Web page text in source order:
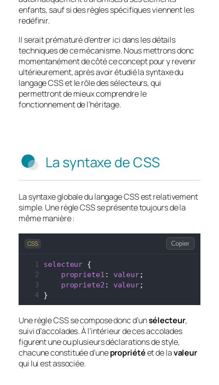
enfants, sauf si des règles spécifiques viennent les
redéfinir.
Il serait prématuré d’entrer ici dans les détails
techniques de ce mécanisme. Nous mettrons donc
momentanément de côté ce concept pour y revenir
ultérieurement, après avoir étudié la syntaxe du
langage CSS et le rôle des sélecteurs, qui
permettront de mieux comprendre le
fonctionnement de l’héritage.
La syntaxe de CSS
La syntaxe globale du langage CSS est relativement
simple. Une règle CSS se présente toujours de la
même manière :
CSS Copier
selecteur {
propriete1 : valeur;
propriete2 : valeur;
}
Une règle CSS se compose donc d’unsélecteur,
suivi d’accolades. À l’intérieur de ces accolades
figurent une ou plusieurs déclarations de style,
chacune constituée d’unepropriétéet de lavaleur
qui lui est associée.